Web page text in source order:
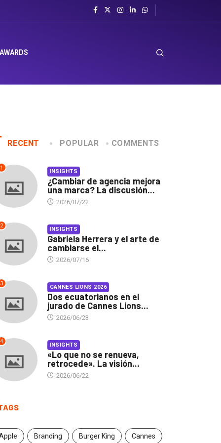
INSIGHTS CANNES LIONS 2026
RECENT POPULAR COMMENTS
1 INSIGHTS
¿Cambiar de agencia mejora
una marca? La discusión...
2026/07/22
2 INSIGHTS
Gabriela Herrera y el arte de
cambiarse el...
2026/07/16
3 CANNES LIONS 2026
Dos ecuatorianos en el
jurado de Cannes Lions...
2026/06/23
4 INSIGHTS
«Lo que no se renueva,
retrocede». La visión...
2026/06/22
Branding Burger King Cannes